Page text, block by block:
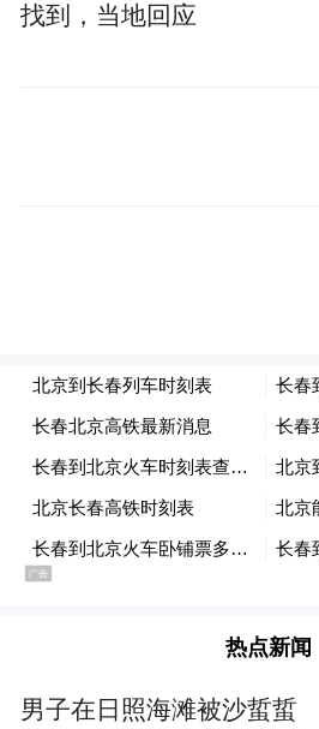
找到，当地回应
热点新闻
男子在日照海滩被沙蜇蜇